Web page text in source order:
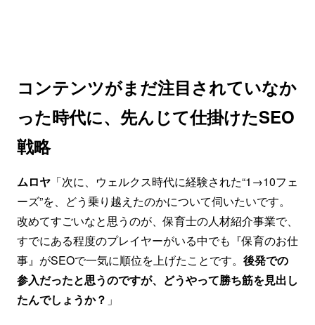
コンテンツがまだ注目されていなか
った時代に、先んじて仕掛けたSEO
戦略
ムロヤ 「次に、ウェルクス時代に経験された“1→10フェ
ーズ”を、どう乗り越えたのかについて伺いたいです。
改めてすごいなと思うのが、保育士の人材紹介事業で、
すでにある程度のプレイヤーがいる中でも『保育のお仕
事』がSEOで一気に順位を上げたことです。 後発での
参入だったと思うのですが、どうやって勝ち筋を見出し
たんでしょうか？ 」